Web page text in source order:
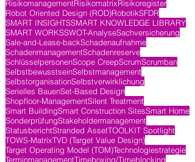
RisikomanagementRisikomatrixRisikoregister
Robot Oriented Design (ROD)RobotikSFDR
SMART INSIGHTSSMART KNOWLEDGE LIBRARY
SMART WORKSSWOT-AnalyseSachversicherung
Sale-and-Lease-backSchadenaufnahme
SchadenmanagementSchadenreserve
SchlüsselpersonenScope CreepScrumScrumban
SelbstbewusstseinSelbstmanagement
SelbstorganisationSelbstverwirklichung
Serielles BauenSet-Based Design
Shopfloor-ManagementSilent Treatment
Smart BuildingSmart Construction SitesSmart Home
SonderprüfungStakeholdermanagement
StatusberichtStranded AssetTOOLKIT Spotlight
TOWS-MatrixTVD (Target Value Design)
Target Operating Model (TOM)Technologiestrategie
TerminmanagementTimeboxing/Timeblocking